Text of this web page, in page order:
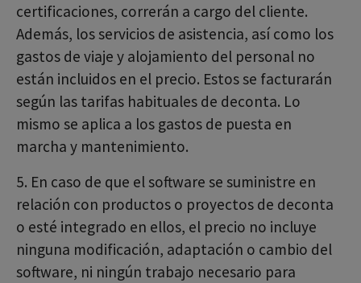
certificaciones, correrán a cargo del cliente.
Además, los servicios de asistencia, así como los
gastos de viaje y alojamiento del personal no
están incluidos en el precio. Estos se facturarán
según las tarifas habituales de deconta. Lo
mismo se aplica a los gastos de puesta en
marcha y mantenimiento.
5. En caso de que el software se suministre en
relación con productos o proyectos de deconta
o esté integrado en ellos, el precio no incluye
ninguna modificación, adaptación o cambio del
software, ni ningún trabajo necesario para